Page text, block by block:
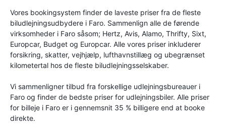
Vores bookingsystem finder de laveste priser fra de fleste
biludlejningsudbydere i Faro. Sammenlign alle de førende
virksomheder i Faro såsom; Hertz, Avis, Alamo, Thrifty, Sixt,
Europcar, Budget og Europcar. Alle vores priser inkluderer
forsikring, skatter, vejhjælp, lufthavnstillæg og ubegrænset
kilometertal hos de fleste biludlejningsselskaber.
Vi sammenligner tilbud fra forskellige udlejningsbureauer i
Faro og finder de bedste priser for udlejningsbiler. Alle priser
for billeje i Faro er i gennemsnit 35 % billigere end at booke
direkte.